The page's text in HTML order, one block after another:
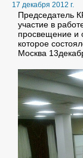
17 декабря 2012 г.
Председатель
участие в
просвещение и
которое
Москва